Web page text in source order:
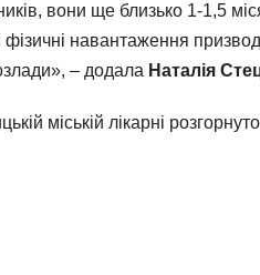
вони ще близько 1-1,5
фізичні навантаження
– додала Наталія
міській лікарні